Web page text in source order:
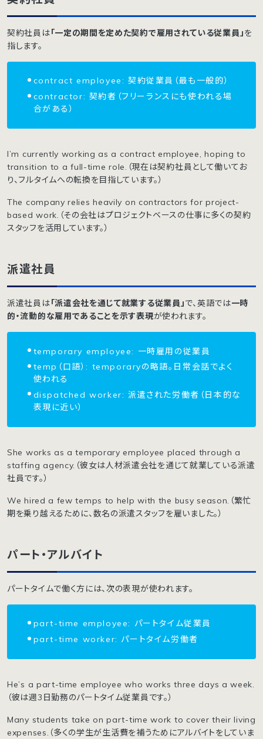
契約社員は「一定の期間を定めた契約で雇用されている従業員」を
指します。
contract employee: 契約従業員（最も一般的）
contractor: 契約者（フリーランスにも使われる場
合がある）
I’m currently working as a contract employee, hoping to
transition to a full-time role.（現在は契約社員として働いてお
り、フルタイムへの転換を目指しています。）
The company relies heavily on contractors for project-
based work.（その会社はプロジェクトベースの仕事に多くの契約
スタッフを活用しています。）
派遣社員
派遣社員は「派遣会社を通じて就業する従業員」で、英語では一時
的・流動的な雇用であることを示す表現が使われます。
temporary employee: 一時雇用の従業員
temp（口語）: temporaryの略語。日常会話でよく
使われる
dispatched worker: 派遣された労働者（日本的な
表現に近い）
She works as a temporary employee placed through a
staffing agency.（彼女は人材派遣会社を通じて就業している派遣
社員です。）
We hired a few temps to help with the busy season.（繁忙
期を乗り越えるために、数名の派遣スタッフを雇いました。）
パート・アルバイト
パートタイムで働く方には、次の表現が使われます。
part-time employee: パートタイム従業員
part-time worker: パートタイム労働者
He’s a part-time employee who works three days a week.
（彼は週3日勤務のパートタイム従業員です。）
Many students take on part-time work to cover their living
expenses.（多くの学生が生活費を補うためにアルバイトをしていま